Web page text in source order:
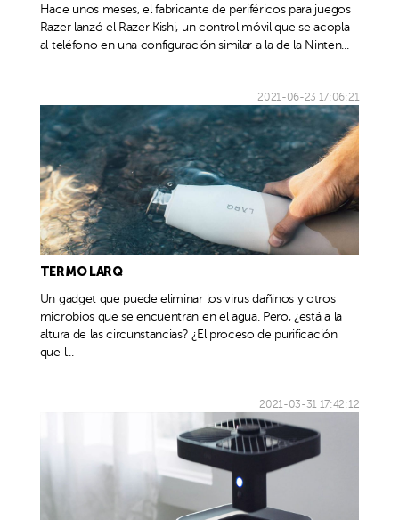
Hace unos meses, el fabricante de periféricos para juegos
Razer lanzó el Razer Kishi, un control móvil que se acopla
al teléfono en una configuración similar a la de la Ninten...
2021-06-23 17:06:21
TERMO LARQ
Un gadget que puede eliminar los virus dañinos y otros
microbios que se encuentran en el agua. Pero, ¿está a la
altura de las circunstancias? ¿El proceso de purificación
que l...
2021-03-31 17:42:12